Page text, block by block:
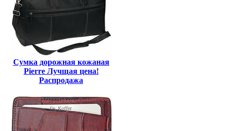
Сумка дорожная кожаная
Pierre Лучщая цена!
Распродажа